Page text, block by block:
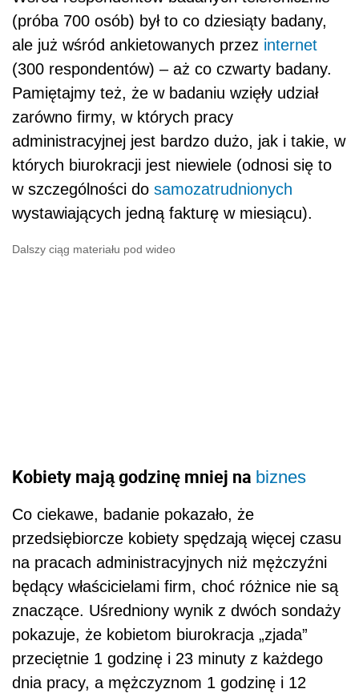
(próba 700 osób) był to co dziesiąty badany,
ale już wśród ankietowanych przez internet
(300 respondentów) – aż co czwarty badany.
Pamiętajmy też, że w badaniu wzięły udział
zarówno firmy, w których pracy
administracyjnej jest bardzo dużo, jak i takie, w
których biurokracji jest niewiele (odnosi się to
w szczególności do samozatrudnionych
wystawiających jedną fakturę w miesiącu).
Dalszy ciąg materiału pod wideo
Kobiety mają godzinę mniej na biznes
Co ciekawe, badanie pokazało, że
przedsiębiorcze kobiety spędzają więcej czasu
na pracach administracyjnych niż mężczyźni
będący właścicielami firm, choć różnice nie są
znaczące. Uśredniony wynik z dwóch sondaży
pokazuje, że kobietom biurokracja „zjada”
przeciętnie 1 godzinę i 23 minuty z każdego
dnia pracy, a mężczyznom 1 godzinę i 12